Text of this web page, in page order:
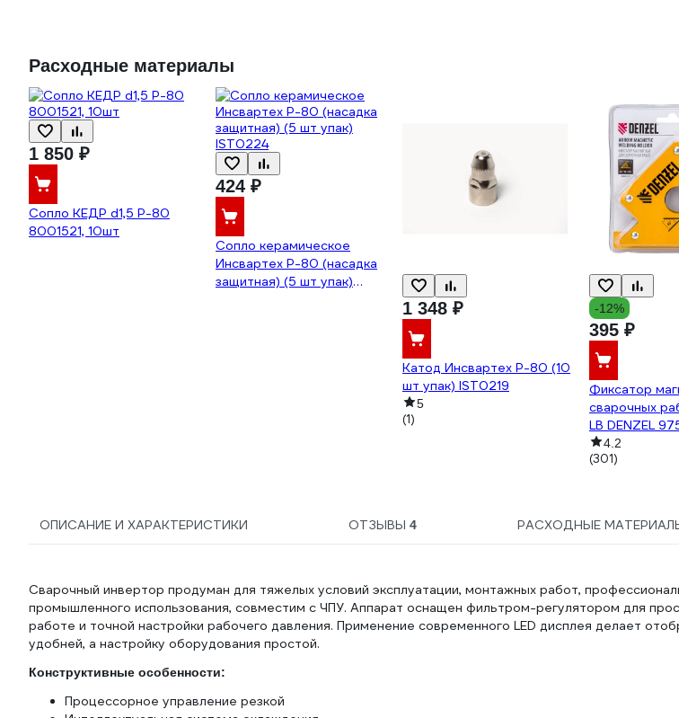
Расходные материалы
1 850 ₽
Сопло КЕДР d1,5 P-80
8001521, 10шт
424 ₽
Сопло керамическое
Инсвартех Р-80 (насадка
защитная) (5 шт упак)
1 348 ₽
Катод Инсвартех Р-80 (10
шт упак) IST0219
5
(1)
-12%
395 ₽
Фиксатор
сварочных
LB DENZEL
4.2
(301)
ОПИСАНИЕ И ХАРАКТЕРИСТИКИ ОТЗЫВЫ4 РАСХОДНЫЕ
Сварочный инвертор продуман для тяжелых условий эксплуатации, монтажных работ,
промышленного использования, совместим с ЧПУ. Аппарат оснащен фильтром-регулятором для
работе и точной настройки рабочего давления. Применение современного LED дисплея делает
удобней, а настройку оборудования простой.
Конструктивные особенности:
Процессорное управление резкой